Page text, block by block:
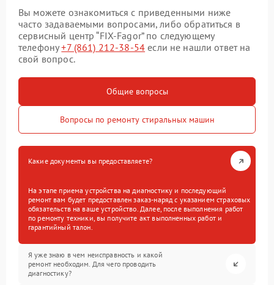
Вы можете ознакомиться с приведенными ниже
часто задаваемыми вопросами, либо обратиться в
сервисный центр “FIX-Fagor” по следующему
телефону+7 (861) 212-38-54 если не нашли ответ на
свой вопрос.
Общие вопросы
Вопросы по ремонту стиральных машин
Какие документы вы предоставляете?
На этапе приема устройства на диагностику и последующий
ремонт вам будет предоставлен заказ-наряд с указанием страховых
обязательств на ваше устройство. Далее, после выполнения работ
по ремонту техники, вы получите акт выполненных работ и
гарантийный талон.
Я уже знаю в чем неисправность и какой
ремонт необходим. Для чего проводить
диагностику?